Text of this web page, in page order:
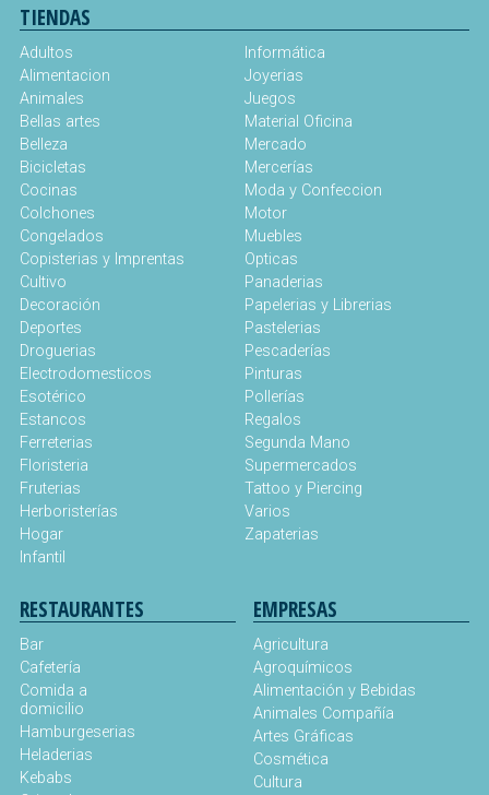
TIENDAS
Adultos
Alimentacion
Animales
Bellas artes
Belleza
Bicicletas
Cocinas
Colchones
Congelados
Copisterias y Imprentas
Cultivo
Decoración
Deportes
Droguerias
Electrodomesticos
Esotérico
Estancos
Ferreterias
Floristeria
Fruterias
Herboristerías
Hogar
Infantil
Informática
Joyerias
Juegos
Material Oficina
Mercado
Mercerías
Moda y Confeccion
Motor
Muebles
Opticas
Panaderias
Papelerias y Librerias
Pastelerias
Pescaderías
Pinturas
Pollerías
Regalos
Segunda Mano
Supermercados
Tattoo y Piercing
Varios
Zapaterias
RESTAURANTES
Bar
Cafetería
Comida a
domicilio
Hamburgeserias
Heladerias
Kebabs
EMPRESAS
Agricultura
Agroquímicos
Alimentación y Bebidas
Animales Compañía
Artes Gráficas
Cosmética
Cultura